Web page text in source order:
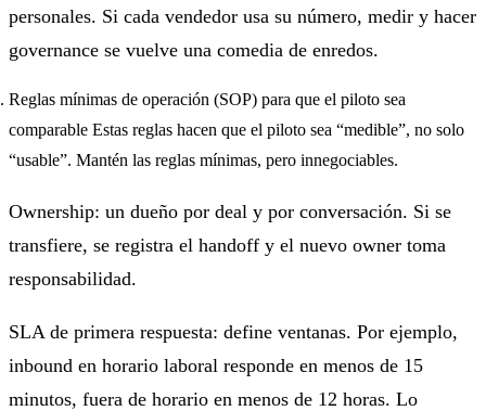
personales. Si cada vendedor usa su número, medir y hacer
governance se vuelve una comedia de enredos.
Reglas mínimas de operación (SOP) para que el piloto sea
comparable Estas reglas hacen que el piloto sea “medible”, no solo
“usable”. Mantén las reglas mínimas, pero innegociables.
Ownership: un dueño por deal y por conversación. Si se
transfiere, se registra el handoff y el nuevo owner toma
responsabilidad.
SLA de primera respuesta: define ventanas. Por ejemplo,
inbound en horario laboral responde en menos de 15
minutos, fuera de horario en menos de 12 horas. Lo